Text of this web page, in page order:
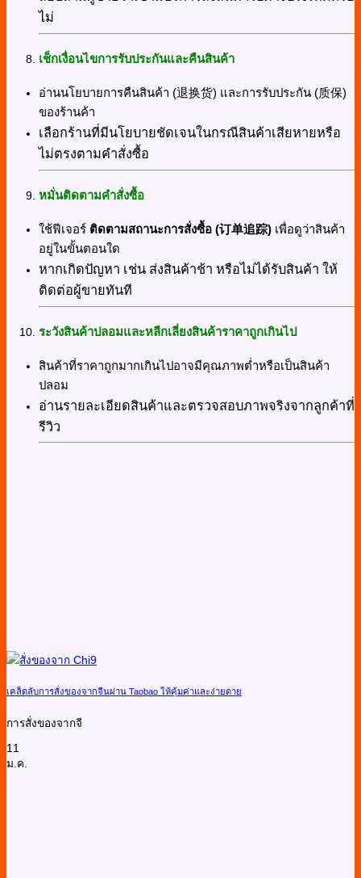
ไม่
เช็กเงื่อนไขการรับประกันและคืนสินค้า
อ่านนโยบายการคืนสินค้า (退换货) และการรับประกัน (质保)
ของร้านค้า
เลือกร้านที่มีนโยบายชัดเจนในกรณีสินค้าเสียหายหรือ
ไม่ตรงตามคำสั่งซื้อ
หมั่นติดตามคำสั่งซื้อ
ใช้ฟีเจอร์ ติดตามสถานะการสั่งซื้อ (订单追踪) เพื่อดูว่าสินค้า
อยู่ในขั้นตอนใด
หากเกิดปัญหา เช่น ส่งสินค้าช้า หรือไม่ได้รับสินค้า ให้
ติดต่อผู้ขายทันที
ระวังสินค้าปลอมและหลีกเลี่ยงสินค้าราคาถูกเกินไป
สินค้าที่ราคาถูกมากเกินไปอาจมีคุณภาพต่ำหรือเป็นสินค้า
ปลอม
อ่านรายละเอียดสินค้าและตรวจสอบภาพจริงจากลูกค้าที่
รีวิว
เคล็ดลับการสั่งของจากจีนผ่าน Taobao ให้คุ้มค่าและง่ายดาย
การสั่งของจากจี
11
ม.ค.